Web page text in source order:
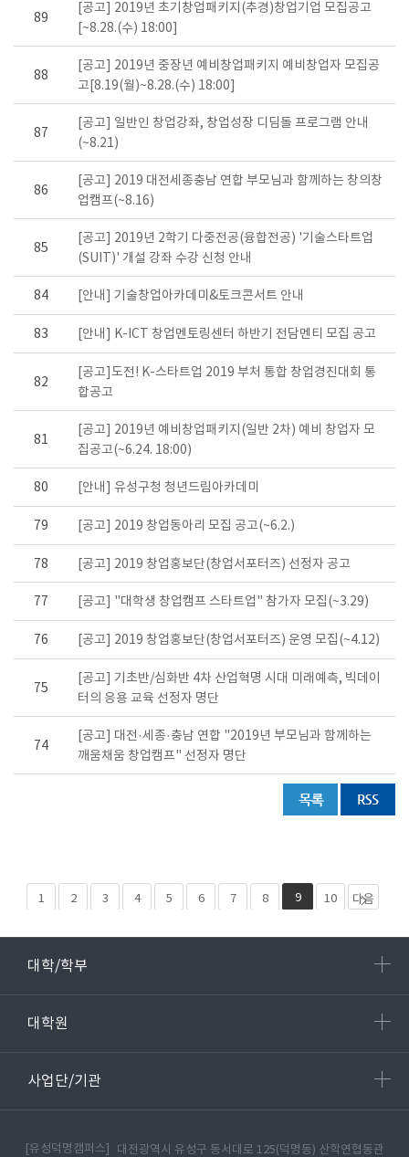
89
[공고] 2019년 초기창업패키지(추경)창업기업 모집공고
[~8.28.(수) 18:00]
88
[공고] 2019년 중장년 예비창업패키지 예비창업자 모집공
고[8.19(월)~8.28.(수) 18:00]
87
[공고] 일반인 창업강좌, 창업성장 디딤돌 프로그램 안내
(~8.21)
86
[공고] 2019 대전세종충남 연합 부모님과 함께하는 창의창
업캠프(~8.16)
85
[공고] 2019년 2학기 다중전공(융합전공) '기술스타트업
(SUIT)' 개설 강좌 수강 신청 안내
84 [안내] 기술창업아카데미&토크콘서트 안내
83 [안내] K-ICT 창업멘토링센터 하반기 전담멘티 모집 공고
82
[공고]도전! K-스타트업 2019 부처 통합 창업경진대회 통
합공고
81
[공고] 2019년 예비창업패키지(일반 2차) 예비 창업자 모
집공고(~6.24. 18:00)
80 [안내] 유성구청 청년드림아카데미
79 [공고] 2019 창업동아리 모집 공고(~6.2.)
78 [공고] 2019 창업홍보단(창업서포터즈) 선정자 공고
77 [공고] "대학생 창업캠프 스타트업" 참가자 모집(~3.29)
76 [공고] 2019 창업홍보단(창업서포터즈) 운영 모집(~4.12)
75
[공고] 기초반/심화반 4차 산업혁명 시대 미래예측, 빅데이
터의 응용 교육 선정자 명단
74
[공고] 대전·세종·충남 연합 "2019년 부모님과 함께하는
깨움채움 창업캠프" 선정자 명단
1 2 3 4 5 6 7 8 9 10
다음
대학/학부
대학원
사업단/기관
[유성덕명캠퍼스] 대전광역시 유성구 동서대로 125(덕명동) 산학연협동관